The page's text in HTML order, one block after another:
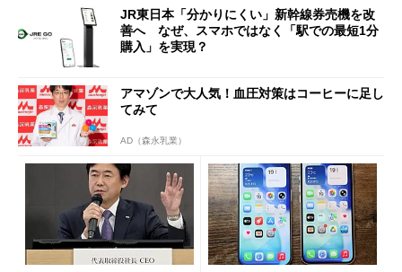
JR東日本「分かりにくい」新幹線券売機を改
善へ なぜ、スマホではなく「駅での最短1分
購入」を実現？
アマゾンで大人気！血圧対策はコーヒーに足し
てみて
AD（森永乳業）